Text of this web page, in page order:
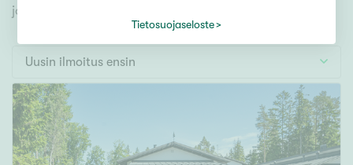
Vapaa-ajan asunto
Muut
jonka avulla löydät omien toiveidesi mukaisen kodin.
Uusin ilmoitus ensin
Tietosuojaseloste